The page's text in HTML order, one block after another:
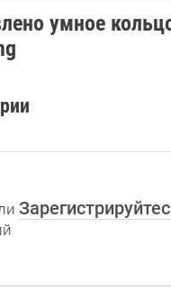
умное